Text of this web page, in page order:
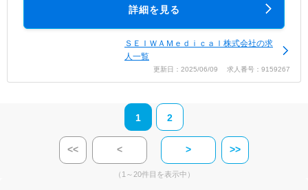
詳細を見る
ＳＥＩＷＡＭｅｄｉｃａｌ株式会社の求
人一覧
更新日：2025/06/09 求人番号：9159267
1 2
<< < > >>
（1～20件目を表示中）